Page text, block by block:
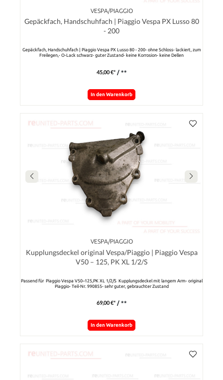
VESPA/PIAGGIO
Gepäckfach, Handschuhfach | Piaggio Vespa PX Lusso 80
- 200
Gepäckfach, Handschuhfach | Piaggio Vespa PX Lusso 80 - 200- ohne Schloss- lackiert, zum
Freilegen,- O-Lack schwarz- guter Zustand- keine Korrosion- keine Dellen
45,00 €* / **
In den Warenkorb
VESPA/PIAGGIO
Kupplungsdeckel original Vespa/Piaggio | Piaggio Vespa
V50 – 125, PK XL 1/2/S
Passend für Piaggio Vespa V50–125,PK XL 1/2/S Kupplungsdeckel mit langem Arm- original
Piaggio- Teil-Nr. 990855- sehr guter, gebrauchter Zustand
69,00 €* / **
In den Warenkorb